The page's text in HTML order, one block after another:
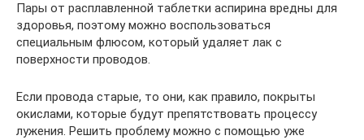
Пары от расплавленной таблетки аспирина вредны для
здоровья, поэтому можно воспользоваться
специальным флюсом, который удаляет лак с
поверхности проводов.
Если провода старые, то они, как правило, покрыты
окислами, которые будут препятствовать процессу
лужения. Решить проблему можно с помощью уже